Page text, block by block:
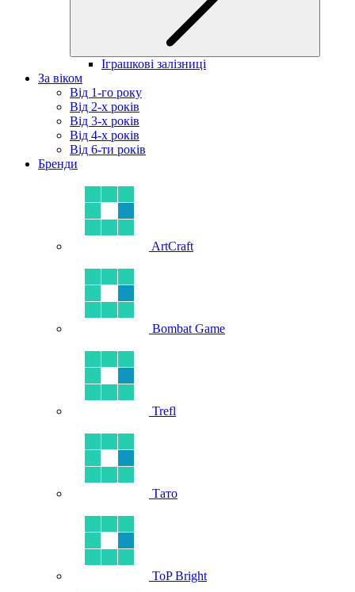
Іграшкові залізниці
За віком
Від 1-го року
Від 2-х років
Від 3-х років
Від 4-х років
Від 6-ти років
Бренди
ArtCraft
Bombat Game
Trefl
Тато
ToP Bright